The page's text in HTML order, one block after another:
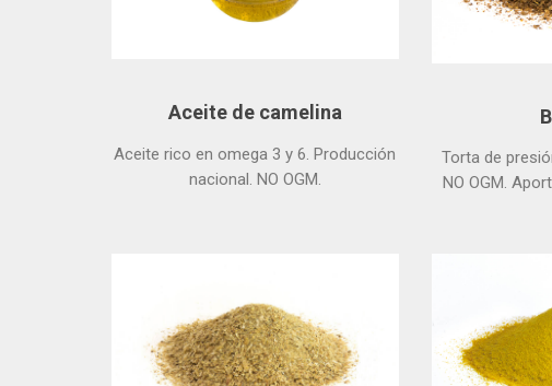
Aceite de camelina
Aceite rico en omega 3 y 6. Producción
nacional. NO OGM.
Torta de
NO OGM.